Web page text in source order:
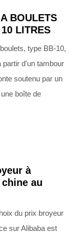
BOULETS
LITRES
type BB-10,
partir d'un tambour
soutenu par un
boîte de
à
au
du prix broyeur
sur Alibaba est